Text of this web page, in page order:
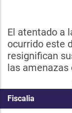
El atentado a
ocurrido este
resignifican
las
Fiscalia